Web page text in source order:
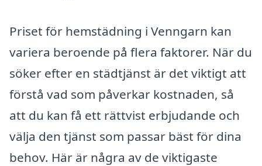
Priset för hemstädning i Venngarn kan
variera beroende på flera faktorer. När du
söker efter en städtjänst är det viktigt att
förstå vad som påverkar kostnaden, så
att du kan få ett rättvist erbjudande och
välja den tjänst som passar bäst för dina
behov. Här är några av de viktigaste